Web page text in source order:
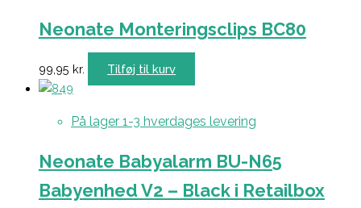
Neonate Monteringsclips BC80
99,95 kr. Tilføj til kurv
På lager 1-3 hverdages levering
Neonate Babyalarm BU-N65
Babyenhed V2 – Black i Retailbox